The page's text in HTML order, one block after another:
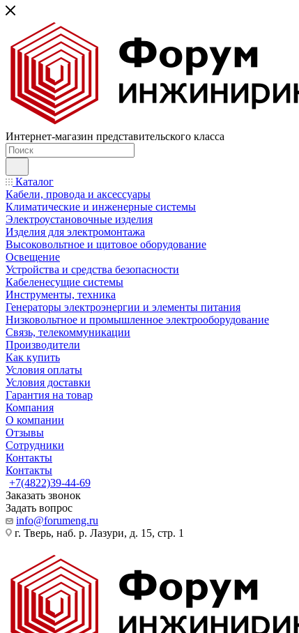
Интернет-магазин представительского класса
Каталог
Кабели, провода и аксессуары
Климатические и инженерные системы
Электроустановочные изделия
Изделия для электромонтажа
Высоковольтное и щитовое оборудование
Освещение
Устройства и средства безопасности
Кабеленесущие системы
Инструменты, техника
Генераторы электроэнергии и элементы питания
Низковольтное и промышленное электрооборудование
Связь, телекоммуникации
Производители
Как купить
Условия оплаты
Условия доставки
Гарантия на товар
Компания
О компании
Отзывы
Сотрудники
Контакты
Контакты
+7(4822)39-44-69
Заказать звонок
Задать вопрос
info@forumeng.ru
г. Тверь, наб. р. Лазури, д. 15, стр. 1